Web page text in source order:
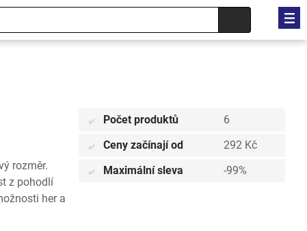
rozměr.
z pohodlí
her a
✅ Počet produktů 6
✅ Ceny začínají od 292 Kč
✅ Maximální sleva -99%